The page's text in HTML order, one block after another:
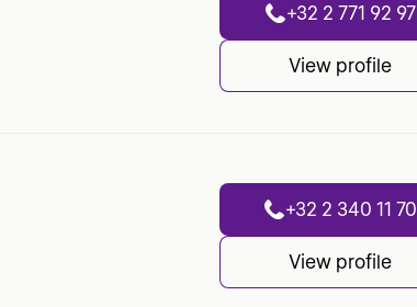
+32 2 771 92 97
View profile
+32 2 340 11 70
View profile